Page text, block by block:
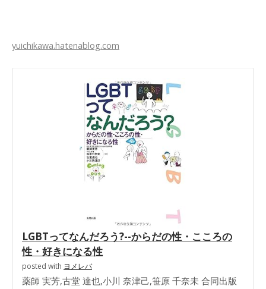
yuichikawa.hatenablog.com
LGBTってなんだろう?--からだの性・こころの
性・好きになる性
posted with ヨメレバ
薬師 実芳,古堂 達也,小川 奈津己,笹原 千奈未 合同出版